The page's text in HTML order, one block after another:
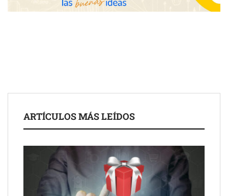
Schaeffler mejora su rentabilidad en el primer semestre de 2026
NOVA: innovación y diseño que transforman espacios de la
ARTÍCULOS MÁS LEÍDOS